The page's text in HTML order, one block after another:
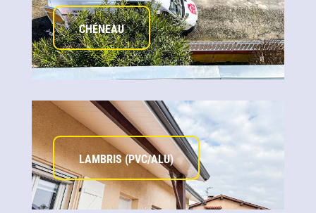
CHÉNEAU
LAMBRIS (PVC/ALU)